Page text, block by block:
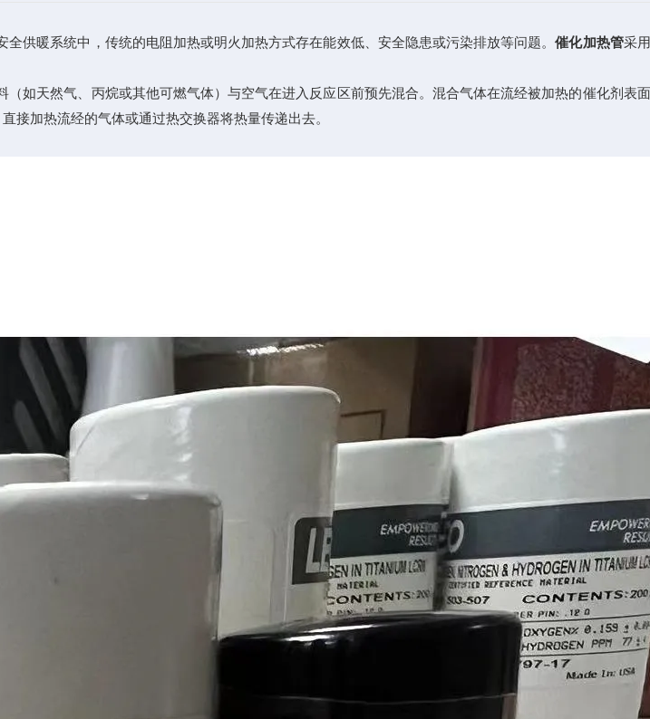
暖系统中，传统的电阻加热或明火加热方式存在能效低、安全隐患或污染排放等问题。催化加热管采
天然气、丙烷或其他可燃气体）与空气在进入反应区前预先混合。混合气体在流经被加热的催化剂表
接加热流经的气体或通过热交换器将热量传递出去。